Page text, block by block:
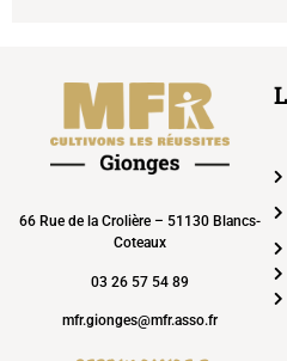
66 Rue de la Crolière – 51130 Blancs-
Coteaux
03 26 57 54 89
mfr.gionges@mfr.asso.fr